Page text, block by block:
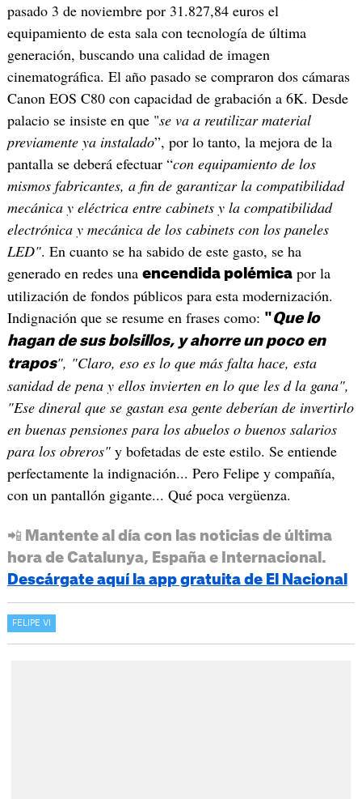
pasado 3 de noviembre por 31.827,84 euros el
equipamiento de esta sala con tecnología de última
generación, buscando una calidad de imagen
cinematográfica. El año pasado se compraron dos cámaras
Canon EOS C80 con capacidad de grabación a 6K. Desde
palacio se insiste en que "se va a reutilizar material
previamente ya instalado”, por lo tanto, la mejora de la
pantalla se deberá efectuar “con equipamiento de los
mismos fabricantes, a fin de garantizar la compatibilidad
mecánica y eléctrica entre cabinets y la compatibilidad
electrónica y mecánica de los cabinets con los paneles
LED". En cuanto se ha sabido de este gasto, se ha
generado en redes una encendida polémicapor la
utilización de fondos públicos para esta modernización.
Indignación que se resume en frases como: "Que lo
hagan de sus bolsillos, y ahorre un poco en
trapos", "Claro, eso es lo que más falta hace, esta
sanidad de pena y ellos invierten en lo que les d la gana",
"Ese dineral que se gastan esa gente deberían de invertirlo
en buenas pensiones para los abuelos o buenos salarios
para los obreros"y bofetadas de este estilo. Se entiende
perfectamente la indignación... Pero Felipe y compañía,
con un pantallón gigante... Qué poca vergüenza.
📲 Mantente al día con las noticias de última
hora de Catalunya, España e Internacional.
Descárgate aquí la app gratuita de El Nacional
FELIPE VI